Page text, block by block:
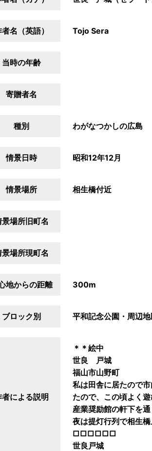
名（英語） Tojo Sera
当時の年齢
寄贈者名
種別 わがなつかしの広島
情景日時 昭和12年12月
情景場所 相生橋付近
景場所旧町名
景場所現町名
地からの距離 300m
ブロック別 平和記念公園・周辺
者による説明
＊＊絵中
世良 戸城
福山市山野町
私は田舎に居たので
たので、この頃よく
産業奨励館の軒下を
夜は提灯行列で相生
□□□□□□
世良戸城